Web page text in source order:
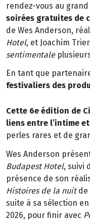
rendez-vous au
soirées gratuites de
de Wes Anderson,
Hotel, et Joachim
sentimentale
En tant que
festivaliers des
Cette 6e édition de
liens entre l’intime
perles rares et de
Wes Anderson
Budapest Hotel, suivi
présence de son
Histoires de la nuitde
suite à sa sélection
2026, pour finir avec